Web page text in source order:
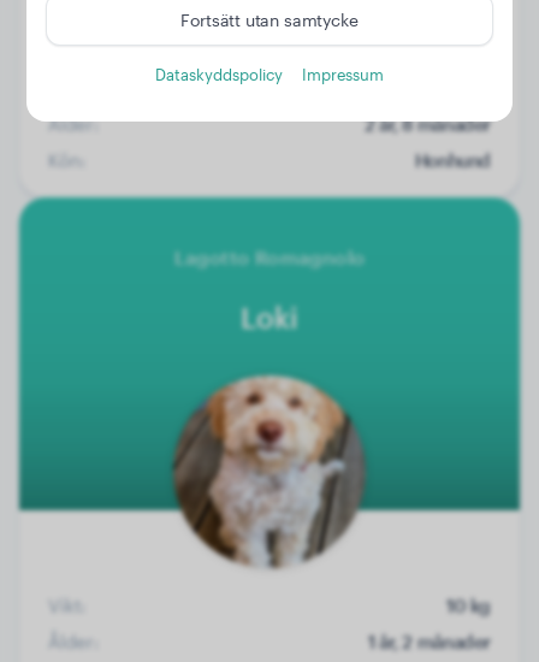
Ålder:
2 år, 8 månader
Kön:
Honhund
Lagotto Romagnolo
Loki
Vikt:
10 kg
Ålder:
1 år, 2 månader
Fortsätt utan samtycke
Dataskyddspolicy Impressum